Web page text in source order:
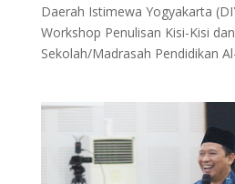
Daerah Istimewa Yogyakarta
Workshop Penulisan Kisi-Kisi
Sekolah/Madrasah Pendidikan